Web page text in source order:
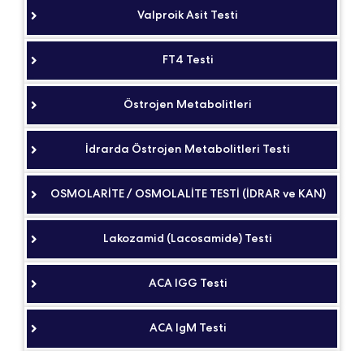
Valproik Asit Testi
FT4 Testi
Östrojen Metabolitleri
İdrarda Östrojen Metabolitleri Testi
OSMOLARİTE / OSMOLALİTE TESTİ (İDRAR ve KAN)
Lakozamid (Lacosamide) Testi
ACA IGG Testi
ACA IgM Testi